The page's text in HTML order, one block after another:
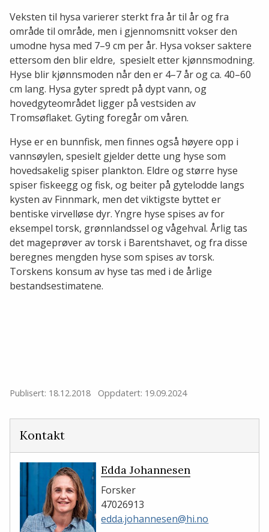
Veksten til hysa varierer sterkt fra år til år og fra
område til område, men i gjennomsnitt vokser den
umodne hysa med 7–9 cm per år. Hysa vokser saktere
ettersom den blir eldre, spesielt etter kjønnsmodning.
Hyse blir kjønnsmoden når den er 4–7 år og ca. 40–60
cm lang. Hysa gyter spredt på dypt vann, og
hovedgyteområdet ligger på vestsiden av
Tromsøflaket. Gyting foregår om våren.
Hyse er en bunnfisk, men finnes også høyere opp i
vannsøylen, spesielt gjelder dette ung hyse som
hovedsakelig spiser plankton. Eldre og større hyse
spiser fiskeegg og fisk, og beiter på gytelodde langs
kysten av Finnmark, men det viktigste byttet er
bentiske virvelløse dyr. Yngre hyse spises av for
eksempel torsk, grønnlandssel og vågehval. Årlig tas
det mageprøver av torsk i Barentshavet, og fra disse
beregnes mengden hyse som spises av torsk.
Torskens konsum av hyse tas med i de årlige
bestandsestimatene.
Publisert: 18.12.2018 Oppdatert: 19.09.2024
Kontakt
Edda Johannesen
Forsker
47026913
edda.johannesen@hi.no